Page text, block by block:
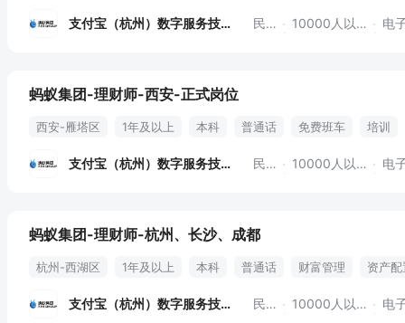
支付宝（杭州）数字服务技术 民营 10000人以上 电
蚂蚁集团-理财师-西安-正式岗位
西安-雁塔区 1年及以上 本科 普通话 免费班车 培训
支付宝（杭州）数字服务技术 民营 10000人以上 电
蚂蚁集团-理财师-杭州、长沙、成都
杭州-西湖区 1年及以上 本科 普通话 财富管理
资产
支付宝（杭州）数字服务技术 民营 10000人以上 电